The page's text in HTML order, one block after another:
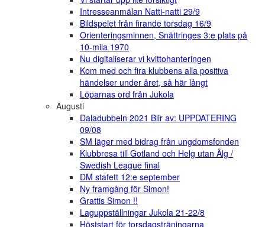
Intresseanmälan Natti-natti 29/9
Bildspelet från firande torsdag 16/9
Orienteringsminnen, Snättringes 3:e plats på
10-mila 1970
Nu digitaliserar vi kvittohanteringen
Kom med och fira klubbens alla positiva
händelser under året, så här långt
Löparnas ord från Jukola
Augusti
Daladubbeln 2021 Blir av: UPPDATERING
09/08
SM läger med bidrag från ungdomsfonden
Klubbresa till Gotland och Helg utan Älg /
Swedish League final
DM stafett 12:e september
Ny framgång för Simon!
Grattis Simon !!
Laguppställningar Jukola 21-22/8
Höststart för torsdagsträningarna